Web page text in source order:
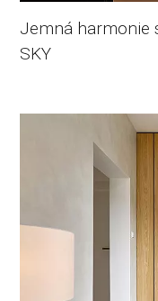
Jemná harmonie
SKY